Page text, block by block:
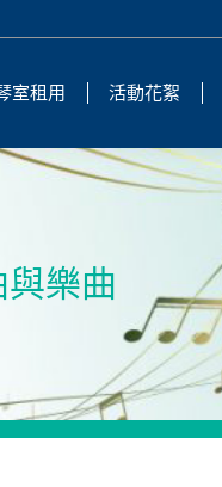
室租用 活動花絮
樂曲